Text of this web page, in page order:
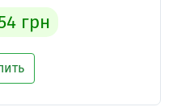
грн